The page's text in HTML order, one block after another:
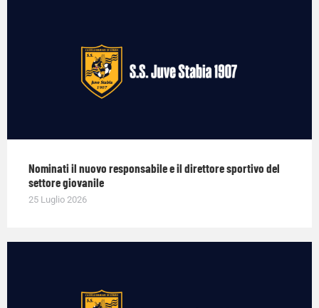
Nominati il nuovo responsabile e il direttore sportivo del
settore giovanile
25 Luglio 2026